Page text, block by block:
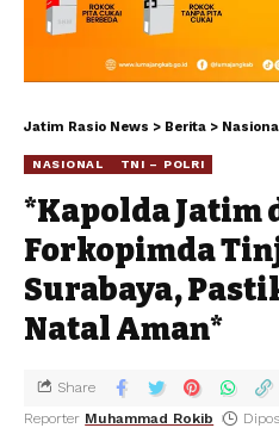
Jatim Rasio News > Berita >
NASIONAL TNI – POLRI
*Kapolda Jatim
Forkopimda
Surabaya,
Natal Aman*
Reporter Muhammad Rokib
Share